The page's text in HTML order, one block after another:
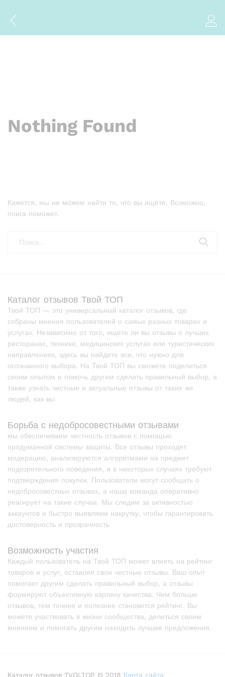
Nothing Found
Кажется, мы не можем найти то, что вы ищете. Возможно,
поиск поможет.
Каталог отзывов Твой ТОП
Твой ТОП — это универсальный каталог отзывов, где
собраны мнения пользователей о самых разных товарах и
услугах. Независимо от того, ищете ли вы отзывы о лучших
ресторанах, технике, медицинских услугах или туристических
направлениях, здесь вы найдете все, что нужно для
осознанного выбора. На Твой ТОП вы сможете поделиться
своим опытом и помочь другим сделать правильный выбор, а
также узнать честные и актуальные отзывы от таких же
людей, как вы
Борьба с недобросовестными отзывами
мы обеспечиваем честность отзывов с помощью
продуманной системы защиты. Все отзывы проходят
модерацию, анализируются алгоритмами на предмет
подозрительного поведения, и в некоторых случаях требуют
подтверждения покупок. Пользователи могут сообщать о
недобросовестных отзывах, а наша команда оперативно
реагирует на такие случаи. Мы следим за активностью
аккаунтов и быстро выявляем накрутку, чтобы гарантировать
достоверность и прозрачность
Возможность участия
Каждый пользователь на Твой ТОП может влиять на рейтинг
товаров и услуг, оставляя свои честные отзывы. Ваш опыт
помогает другим сделать правильный выбор, а отзывы
формируют объективную картину качества. Чем больше
отзывов, тем точнее и полезнее становится рейтинг. Вы
можете участвовать в жизни сообщества, делиться своим
мнением и помогать другим находить лучшие предложения.
Каталог отзывов TVOI.TOP © 2018 Карта сайта